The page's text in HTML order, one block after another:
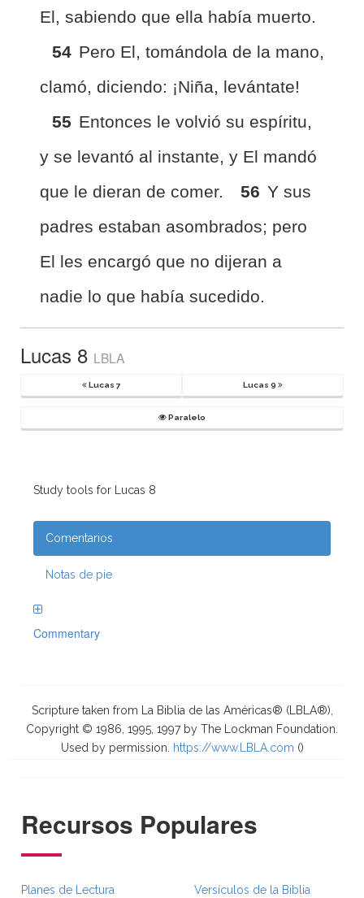
El, sabiendo que ella había muerto.
54 Pero El, tomándola de la mano,
clamó, diciendo: ¡Niña, levántate!
55 Entonces le volvió su espíritu,
y se levantó al instante, y El mandó
que le dieran de comer.
56 Y sus
padres estaban asombrados; pero
El les encargó que no dijeran a
nadie lo que había sucedido.
Lucas 8 LBLA
Lucas 7 Lucas 9
Paralelo
Study tools for Lucas 8
Comentarios
Notas de pie
Commentary
Scripture taken from La Biblia de las Américas® (LBLA®),
Copyright © 1986, 1995, 1997 by The Lockman Foundation.
Used by permission.
https://www.LBLA.com ()
Recursos Populares
Planes de Lectura
Versículos de la Biblia